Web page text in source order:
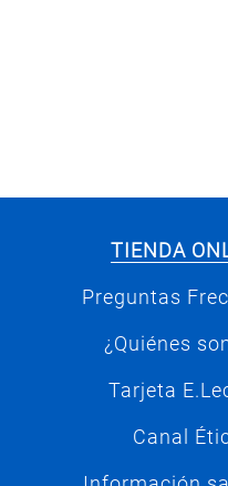
TIENDA
Preguntas
¿Quiénes
Tarjeta
Canal